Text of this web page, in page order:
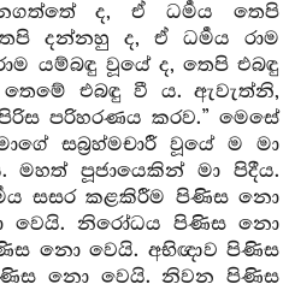
ද, ඒ ධර්‍මය තෙපි
දන්නහු ද, ඒ ධර්‍මය රාම
යම්බඳු වූයේ ද, තෙපි එබඳු
තෙමේ එබඳු වී ය. ඇවැත්නි,
පරිහරණය කරව.” මෙසේ
සබ්‍රහ්මචාරී වූයේ ම මා
පූජායෙකින් මා පිදීය.
සසර කළකිරීම පිණිස නො
වෙයි. නිරෝධය පිණිස නො
නො වෙයි. අභිඥාව පිණිස
නො වෙයි. නිවන පිණිස